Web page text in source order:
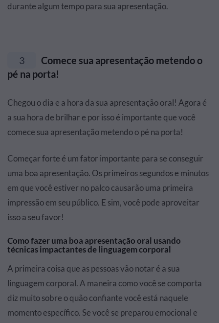
durante algum tempo para sua apresentação.
3
Comece sua apresentação metendo o
pé na porta!
Chegou o dia e a hora da sua apresentação oral! Agora é
a sua hora de brilhar e por isso é importante que você
comece sua apresentação metendo o pé na porta!
Começar forte é um fator importante para se conseguir
uma boa apresentação. Os primeiros segundos e minutos
em que você estiver no palcocausarão uma primeira
impressão em seu público. E sim, você pode aproveitar
isso a seu favor!
Como fazer uma boa apresentação oral usando
técnicas impactantes de linguagem corporal
A primeira coisa que as pessoas vão notar é a sua
linguagem corporal. A maneira como você se comporta
diz muito sobre o quão confiante você está naquele
momento específico. Se você se preparou emocional e